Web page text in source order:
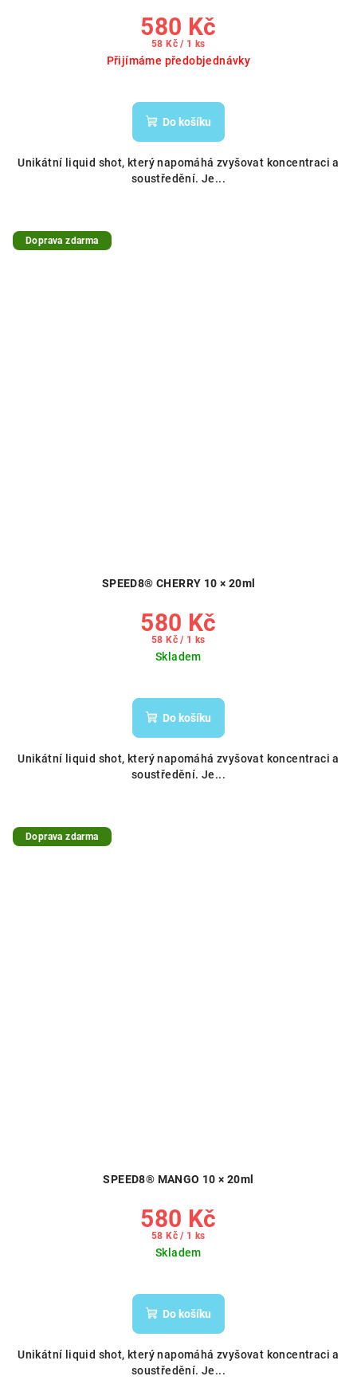
580 Kč
Měrná
58 Kč / 1 ks
Přijímáme předobjednávky
Do košíku
Unikátní liquid shot, který napomáhá zvyšovat koncentraci a
soustředění. Je...
Doprava zdarma
SPEED8® CHERRY 10 × 20ml
580 Kč
Měrná
58 Kč / 1 ks
Skladem
Do košíku
Unikátní liquid shot, který napomáhá zvyšovat koncentraci a
soustředění. Je...
Doprava zdarma
SPEED8® MANGO 10 × 20ml
580 Kč
Měrná
58 Kč / 1 ks
Skladem
Do košíku
Unikátní liquid shot, který napomáhá zvyšovat koncentraci a
soustředění. Je...